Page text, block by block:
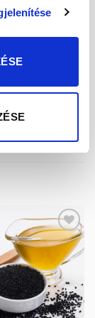
Kedvencekhez